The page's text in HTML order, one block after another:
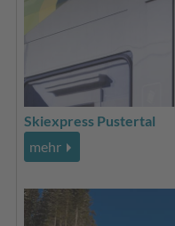
Skiexpress Pustertal
mehr